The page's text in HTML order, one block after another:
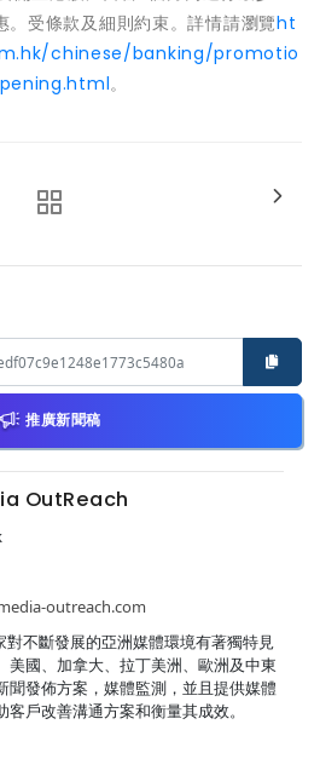
。受條款及細則約束。詳情請瀏覽ht
chinese/banking/promotio
。
推廣新聞稿
OutReach
outreach.com
不斷發展的亞洲媒體環境有著獨特見
美國、加拿大、拉丁美洲、歐洲及中東
聞發佈方案，媒體監測，並且提供媒體
戶改善溝通方案和衡量其成效。